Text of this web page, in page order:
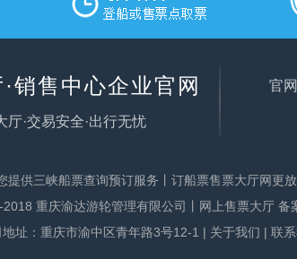
销售中心企业官网
厅·交易安全·出行无忧
官
提供三峡船票查询预订服务丨订船票售票大厅网更
重庆渝达游轮管理有限公司丨网上售票大厅 备
址：重庆市渝中区青年路3号12-1 | 关于我们 | 联